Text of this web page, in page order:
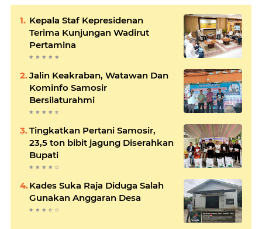
Kepala Staf Kepresidenan
Terima Kunjungan Wadirut
Pertamina
Jalin Keakraban, Watawan Dan
Kominfo Samosir
Bersilaturahmi
Tingkatkan Pertani Samosir,
23,5 ton bibit jagung Diserahkan
Bupati
Kades Suka Raja Diduga Salah
Gunakan Anggaran Desa